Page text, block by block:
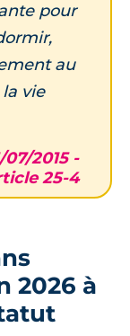
pour
au
vie
07/2015 -
25-4
2026 à